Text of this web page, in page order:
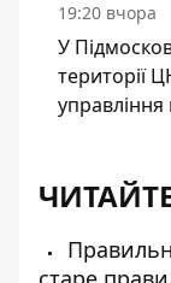
19:20 вчора
У
території